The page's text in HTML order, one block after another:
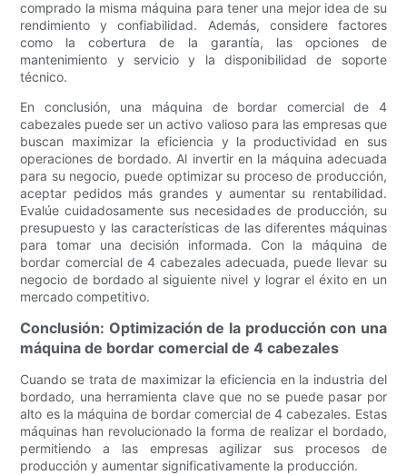
comprado la misma máquina para tener una mejor idea de su
rendimiento y confiabilidad. Además, considere factores
como la cobertura de la garantía, las opciones de
mantenimiento y servicio y la disponibilidad de soporte
técnico.
En conclusión, una máquina de bordar comercial de 4
cabezales puede ser un activo valioso para las empresas que
buscan maximizar la eficiencia y la productividad en sus
operaciones de bordado. Al invertir en la máquina adecuada
para su negocio, puede optimizar su proceso de producción,
aceptar pedidos más grandes y aumentar su rentabilidad.
Evalúe cuidadosamente sus necesidades de producción, su
presupuesto y las características de las diferentes máquinas
para tomar una decisión informada. Con la máquina de
bordar comercial de 4 cabezales adecuada, puede llevar su
negocio de bordado al siguiente nivel y lograr el éxito en un
mercado competitivo.
Conclusión: Optimización de la producción con una
máquina de bordar comercial de 4 cabezales
Cuando se trata de maximizar la eficiencia en la industria del
bordado, una herramienta clave que no se puede pasar por
alto es la máquina de bordar comercial de 4 cabezales. Estas
máquinas han revolucionado la forma de realizar el bordado,
permitiendo a las empresas agilizar sus procesos de
producción y aumentar significativamente la producción.